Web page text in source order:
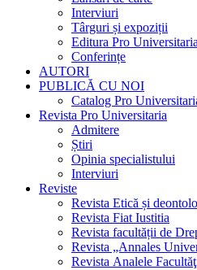
Interviuri
Târguri și expoziții
Editura Pro
Conferințe
AUTORI
PUBLICĂ CU NOI
Catalog Pro
Revista Pro Universitaria
Admitere
Știri
Opinia specialistului
Interviuri
Reviste
Revista Etică și
Revista Fiat Iustitia
Revista facultății de
Revista „Annales
Revista Analele